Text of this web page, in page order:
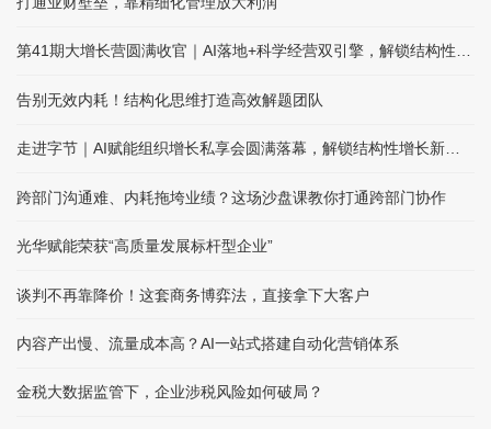
第41期大增长营圆满收官｜AI落地+科学经营双引擎，解锁结构性增长
告别无效内耗！结构化思维打造高效解题团队
走进字节｜AI赋能组织增长私享会圆满落幕，解锁结构性增长新路径
跨部门沟通难、内耗拖垮业绩？这场沙盘课教你打通跨部门协作
光华赋能荣获“高质量发展标杆型企业”
谈判不再靠降价！这套商务博弈法，直接拿下大客户
内容产出慢、流量成本高？AI一站式搭建自动化营销体系
金税大数据监管下，企业涉税风险如何破局？